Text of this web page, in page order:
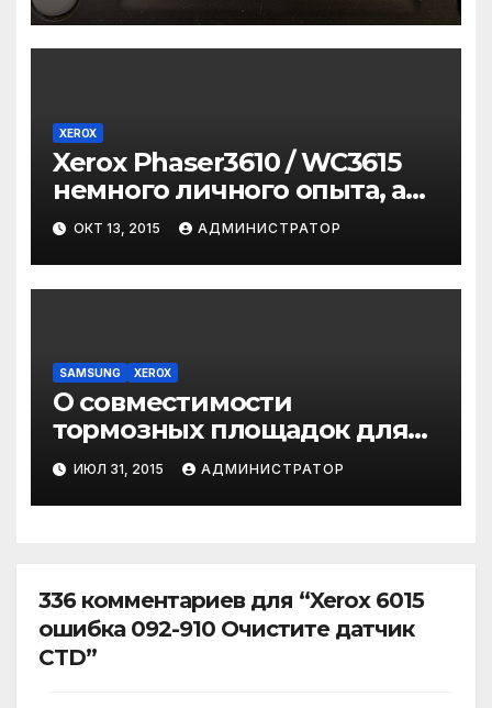
XEROX
Xerox Phaser3610 / WC3615
немного личного опыта, а
так же про тонер и чипы
ОКТ 13, 2015 АДМИНИСТРАТОР
SAMSUNG XEROX
О совместимости
тормозных площадок для
принтеров и МФУ
Samsung/Xerox
ИЮЛ 31, 2015 АДМИНИСТРАТОР
336 комментариев для “Xerox 6015
ошибка 092-910 Очистите датчик
CTD”